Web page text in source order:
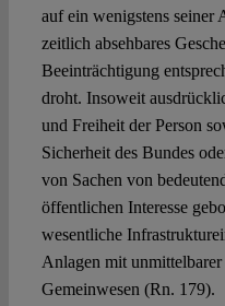
auf ein wenigstens seiner
zeitlich absehbares
Beeinträchtigung
droht. Insoweit
und Freiheit der Person
Sicherheit des Bundes
von Sachen von
öffentlichen Interesse
wesentliche
Anlagen mit
Gemeinwesen (Rn. 179).